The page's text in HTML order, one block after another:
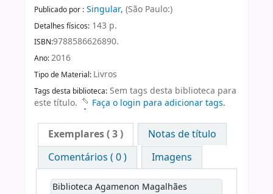
Publicado por : Singular, (São Paulo:)
Detalhes físicos: 143 p.
ISBN:9788586626890.
Ano:2016
Tipo de Material: Livros
Tags desta biblioteca: Sem tags desta biblioteca para
este título.
Faça o login para adicionar tags.
Exemplares( 3 )
Notas de título
Comentários ( 0 )
Imagens
Biblioteca Agamenon Magalhães